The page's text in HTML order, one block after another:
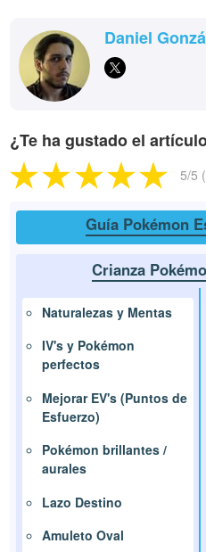
Daniel
¿Te ha gustado el
5/5 (
Guía Pokémon
Crianza
Naturalezas y Mentas
IV's y Pokémon
perfectos
Mejorar EV's (Puntos de
Esfuerzo)
Pokémon brillantes /
aurales
Lazo Destino
Amuleto Oval